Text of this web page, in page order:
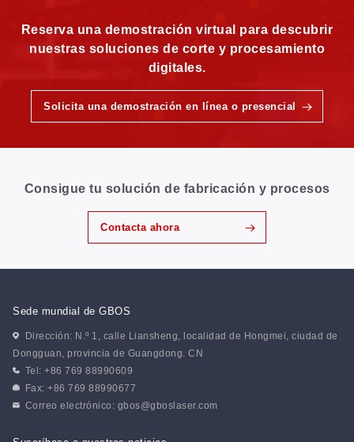
Reserva una demostración virtual para descubrir
nuestras soluciones de corte y procesamiento
digitales.
Solicita una demostración en línea o presencial
Consigue tu solución de fabricación y procesos
Contacta ahora
Sede mundial de GBOS
Dirección: N.º 1, calle Liansheng, localidad de Hongmei, ciudad de
Dongguan, provincia de Guangdong. CN
Tel: +86 769 88990609
Fax: +86 769 88990677
Correo electrónico: gbos@gboslaser.com